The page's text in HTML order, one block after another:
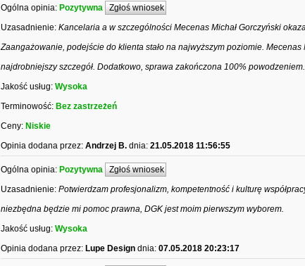
Ogólna opinia: Pozytywna Zgłoś wniosek
Uzasadnienie: Kancelaria a w szczególności Mecenas Michał Gorczyński
Zaangażowanie, podejście do klienta stało na najwyższym poziomie. Mecenas
najdrobniejszy szczegół. Dodatkowo, sprawa zakończona 100%
Jakość usług: Wysoka
Terminowość: Bez zastrzeżeń
Ceny: Niskie
Opinia dodana przez: Andrzej B. dnia: 21.05.2018 11:56:55
Ogólna opinia: Pozytywna Zgłoś wniosek
Uzasadnienie: Potwierdzam profesjonalizm, kompetentność i kulturę
niezbędna będzie mi pomoc prawna, DGK jest moim pierwszym wyborem.
Jakość usług: Wysoka
Opinia dodana przez: Lupe Design dnia: 07.05.2018 20:23:17